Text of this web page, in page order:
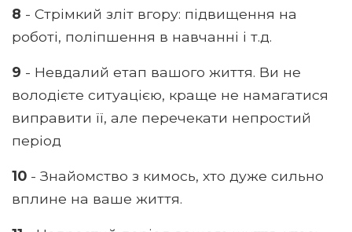
8 - Стрімкий зліт вгору: підвищення на
роботі, поліпшення в навчанні і т.д.
9 - Невдалий етап вашого життя. Ви не
володієте ситуацією, краще не намагатися
виправити її, але перечекати непростий
період
10 - Знайомство з кимось, хто дуже сильно
вплине на ваше життя.